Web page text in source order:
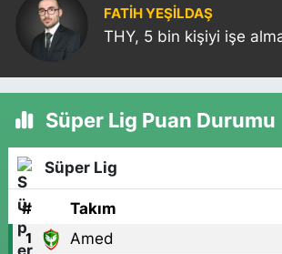
FATIH YEŞİLDAŞ
THY, 5 bin kişiyi işe
Süper Lig Puan Durumu
Süper Lig
# Takım
1 Amed